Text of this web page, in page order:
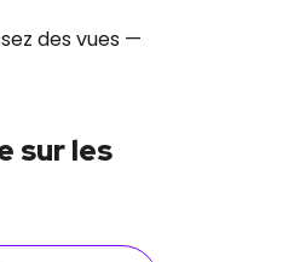
des vues —
sur les